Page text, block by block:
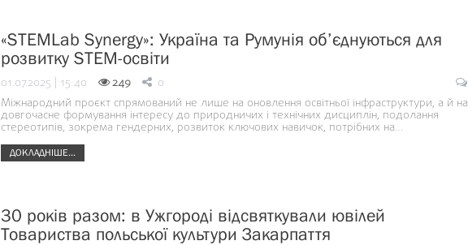
«STEMLab Synergy»: Україна та Румунія об’єднуються для
розвитку STEM-освіти
01.07.2025 | 15:40 249 0
Міжнародний проєкт спрямований не лише на оновлення освітньої інфраструктури, а й на
довгочасне формування інтересу до природничих і технічних дисциплін, подолання
стереотипів, зокрема гендерних, розвиток ключових навичок, потрібних на…
ДОКЛАДНІШЕ...
30 років разом: в Ужгороді відсвяткували ювілей
Товариства польської культури Закарпаття